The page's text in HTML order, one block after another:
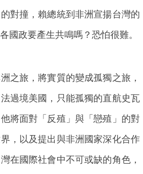
的對撞，賴總統到非洲宣揚台灣的
國政要產生共鳴嗎？恐怕很難。
之旅，將實質的變成孤獨之旅，
過境美國，只能孤獨的直航史瓦
將面對「反殖」與「戀殖」的對
，以及提出與非洲國家深化合作
在國際社會中不可或缺的角色，